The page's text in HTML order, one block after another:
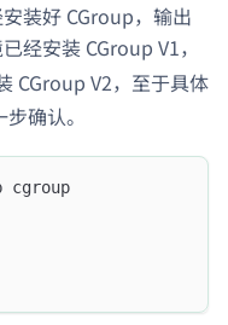
装好 CGroup，输出
经安装 CGroup V1，
CGroup V2，至于具体
确认。